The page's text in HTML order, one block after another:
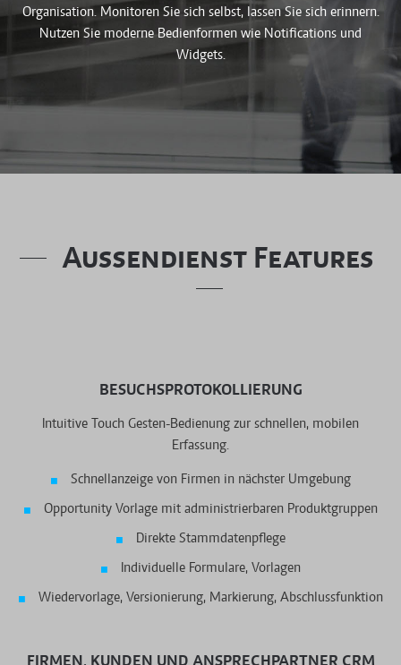
Organisation. Monitoren Sie sich selbst, lassen Sie sich erinnern.
Nutzen Sie moderne Bedienformen wie Notifications und
Widgets.
Außendienst Features
BESUCHSPROTOKOLLIERUNG
Intuitive Touch Gesten-Bedienung zur schnellen, mobilen
Erfassung.
Schnellanzeige von Firmen in nächster Umgebung
Opportunity Vorlage mit administrierbaren Produktgruppen
Direkte Stammdatenpflege
Individuelle Formulare, Vorlagen
Wiedervorlage, Versionierung, Markierung, Abschlussfunktion